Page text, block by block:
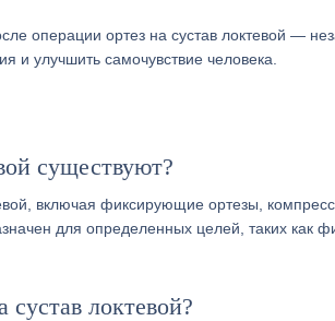
операции ортез на сустав локтевой —
и улучшить самочувствие человека.
существуют?
включая фиксирующие ортезы,
для определенных целей, таких как
сустав локтевой?